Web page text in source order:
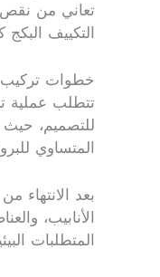
تعاني من نقص
التكييف
خطوات
تتطلب عملية
للتصميم، حيث
المتساوي
بعد الانتهاء
الأنابيب،
المتطلبات